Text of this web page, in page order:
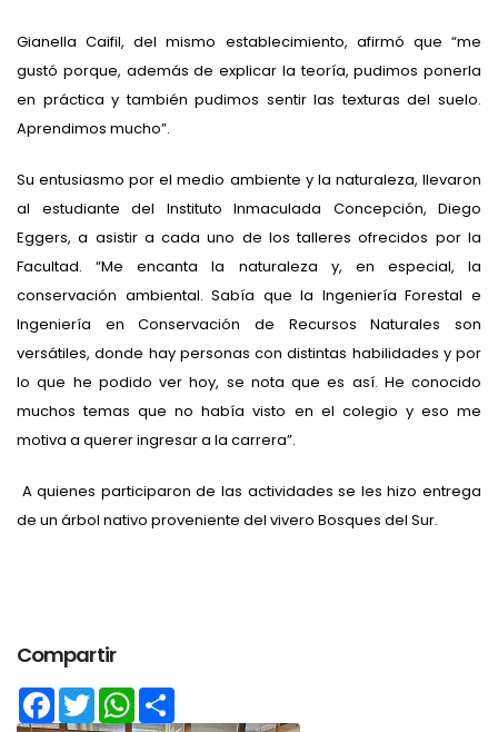
Gianella Caifil, del mismo establecimiento, afirmó que “me
gustó porque, además de explicar la teoría, pudimos ponerla
en práctica y también pudimos sentir las texturas del suelo.
Aprendimos mucho”.
Su entusiasmo por el medio ambiente y la naturaleza, llevaron
al estudiante del Instituto Inmaculada Concepción, Diego
Eggers, a asistir a cada uno de los talleres ofrecidos por la
Facultad. “Me encanta la naturaleza y, en especial, la
conservación ambiental. Sabía que la Ingeniería Forestal e
Ingeniería en Conservación de Recursos Naturales son
versátiles, donde hay personas con distintas habilidades y por
lo que he podido ver hoy, se nota que es así. He conocido
muchos temas que no había visto en el colegio y eso me
motiva a querer ingresar a la carrera”.
A quienes participaron de las actividades se les hizo entrega
de un árbol nativo proveniente del vivero Bosques del Sur.
Compartir
Facebook
TwitterWhatsApp